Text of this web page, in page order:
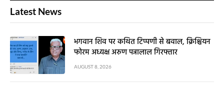
Latest News
भगवान शिव पर कथित टिप्पणी से बवाल, क्रिश्चियन
फोरम अध्यक्ष अरुण पन्नालाल गिरफ्तार
AUGUST 8, 2026